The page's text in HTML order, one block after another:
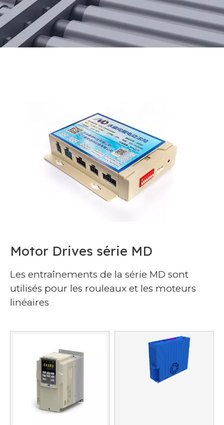
Motor Drives série MD
Les entraînements de la série MD sont
utilisés pour les rouleaux et les moteurs
linéaires